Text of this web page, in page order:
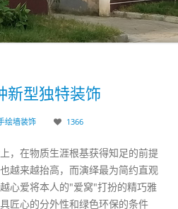
新型独特装饰
绘墙装饰 1366
在物质生涯根基获得知足的前提
越来越抬高，而演绎最为简约直观
心爱将本人的"爱窝"打扮的精巧雅
匠心的分外性和绿色环保的条件